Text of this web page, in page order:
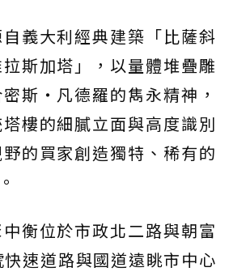
義大利經典建築「比薩斜
斯加塔」，以量體堆疊雕
斯‧凡德羅的雋永精神，
樓的細膩立面與高度識別
的買家創造獨特、稀有的
衡位於市政北二路與朝富
速道路與國道遠眺市中心